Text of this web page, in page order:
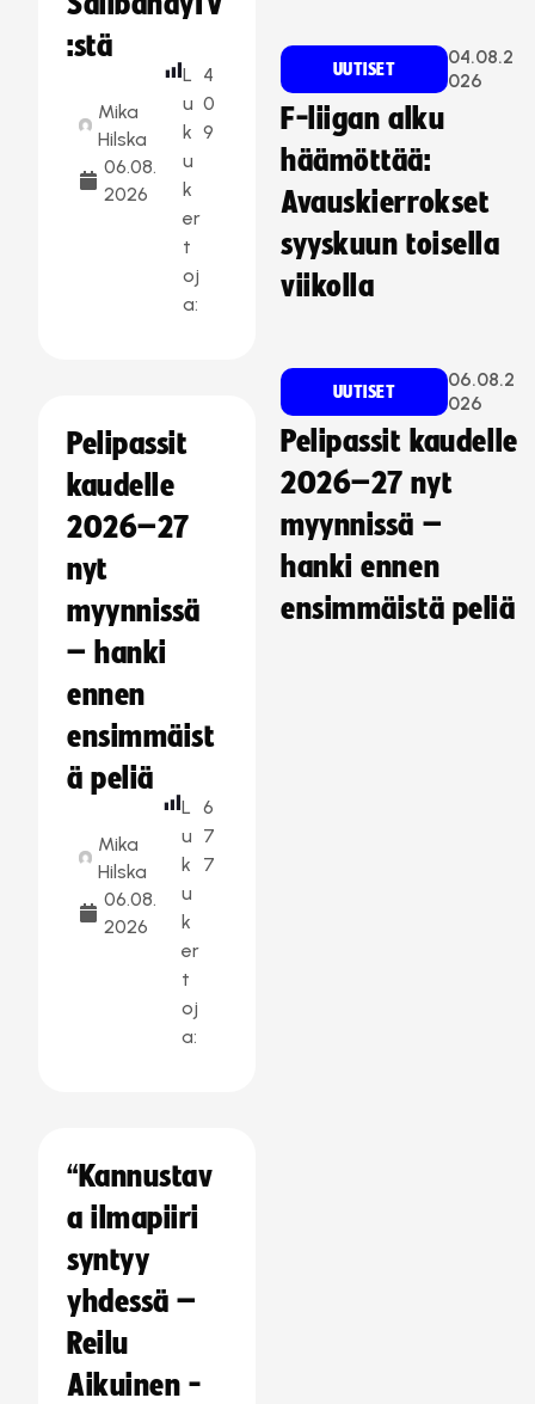
:stä
Mika
Hilska
06.08.
2026
L
u
k
u
k
er
t
oj
a:
4
0
9
Pelipassit
kaudelle
2026–27
nyt
myynnissä
– hanki
ennen
ensimmäist
ä peliä
Mika
Hilska
06.08.
2026
L
u
k
u
k
er
t
oj
a:
6
7
7
“Kannustav
a ilmapiiri
syntyy
yhdessä –
Reilu
Aikuinen -
UUTISET
04.08.2
026
F-liigan alku
häämöttää:
Avauskierrokset
syyskuun toisella
viikolla
UUTISET
06.08.2
026
Pelipassit kaudelle
2026–27 nyt
myynnissä –
hanki ennen
ensimmäistä peliä